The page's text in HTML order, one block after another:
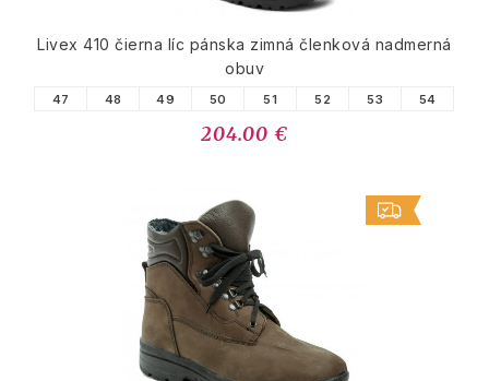
Livex 410 čierna líc pánska zimná členková nadmerná
obuv
47 48 49 50 51 52 53 54
204.00 €